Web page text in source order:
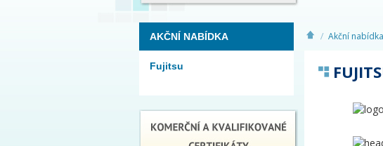
AKČNÍ NABÍDKA
Fujitsu
Akční nabídka